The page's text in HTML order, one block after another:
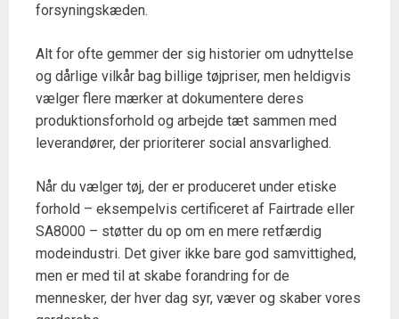
forsyningskæden.
Alt for ofte gemmer der sig historier om udnyttelse
og dårlige vilkår bag billige tøjpriser, men heldigvis
vælger flere mærker at dokumentere deres
produktionsforhold og arbejde tæt sammen med
leverandører, der prioriterer social ansvarlighed.
Når du vælger tøj, der er produceret under etiske
forhold – eksempelvis certificeret af Fairtrade eller
SA8000 – støtter du op om en mere retfærdig
modeindustri. Det giver ikke bare god samvittighed,
men er med til at skabe forandring for de
mennesker, der hver dag syr, væver og skaber vores